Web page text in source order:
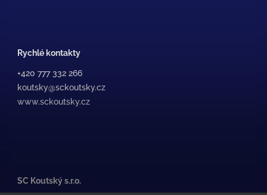
Rychlé kontakty
+420 777 332 266
koutsky@sckoutsky.cz
www.sckoutsky.cz
SC Koutský s.r.o.